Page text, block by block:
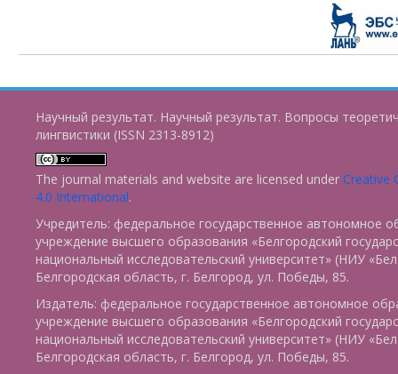
Научный результат. Научный результат. Вопросы
лингвистики (ISSN 2313-8912)
The journal materials and website are licensed under Creative
4.0 International.
Учредитель: федеральное государственное автономное
учреждение высшего образования «Белгородский
национальный исследовательский университет» (НИУ
Белгородская область, г. Белгород, ул. Победы, 85.
Издатель: федеральное государственное автономное
учреждение высшего образования «Белгородский
национальный исследовательский университет» (НИУ
Белгородская область, г. Белгород, ул. Победы, 85.